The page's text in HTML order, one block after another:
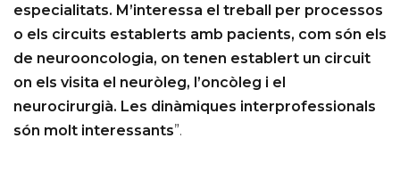
especialitats. M’interessa el treball per processos
o els circuits establerts amb pacients, com són els
de neurooncologia, on tenen establert un circuit
on els visita el neuròleg, l’oncòleg i el
neurocirurgià. Les dinàmiques interprofessionals
són molt interessants”.